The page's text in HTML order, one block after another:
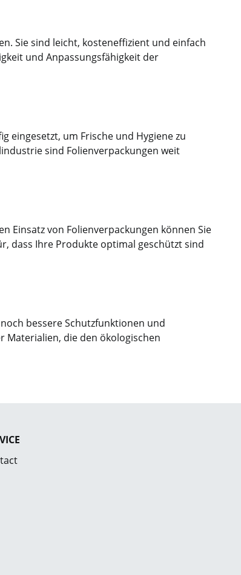
Sie sind leicht, kosteneffizient und einfach
und Anpassungsfähigkeit der
eingesetzt, um Frische und Hygiene zu
sind Folienverpackungen weit
Einsatz von Folienverpackungen können Sie
dass Ihre Produkte optimal geschützt sind
bessere Schutzfunktionen und
Materialien, die den ökologischen